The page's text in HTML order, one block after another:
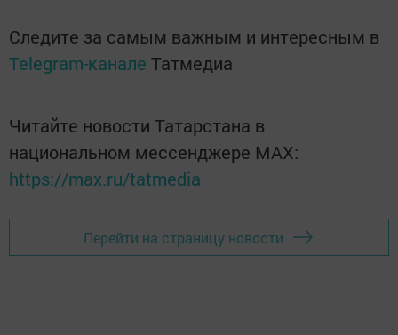
Следите за самым важным и интересным в
Telegram-канале Татмедиа
Читайте новости Татарстана в
национальном мессенджере MАХ:
https://max.ru/tatmedia
Перейти на страницу новости